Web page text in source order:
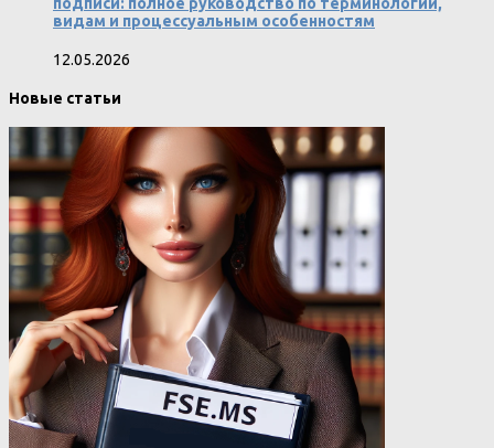
подписи: полное руководство по терминологии,
видам и процессуальным особенностям
12.05.2026
Новые статьи